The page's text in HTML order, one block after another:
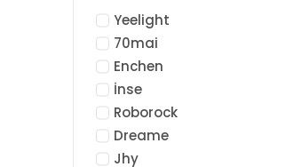
Yeelight
70mai
Enchen
İnse
Roborock
Dreame
Jhy